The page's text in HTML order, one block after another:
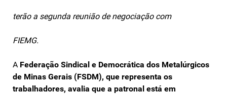
terão a segunda reunião de negociação com
FIEMG.
A Federação Sindical e Democrática dos Metalúrgicos
de Minas Gerais (FSDM), que representa os
trabalhadores, avalia que a patronal está em